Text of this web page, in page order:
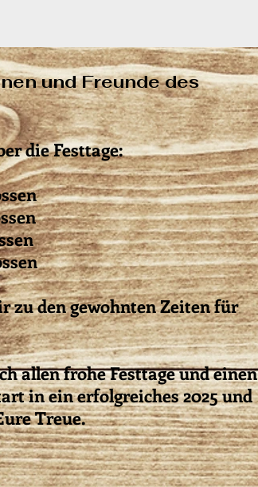
und Freunde des
die Festtage:
zu den gewohnten Zeiten für
allen frohe Festtage und einen
in ein erfolgreiches 2025 und
Treue.